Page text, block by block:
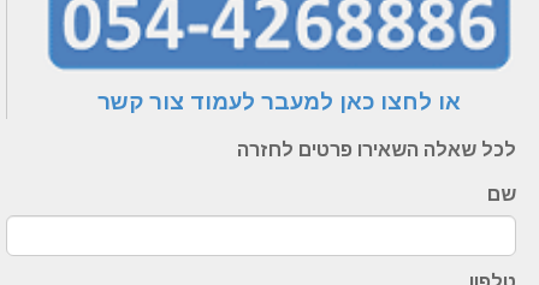
או לחצו כאן למעבר לעמוד צור קשר
לכל שאלה השאירו פרטים לחזרה
שם